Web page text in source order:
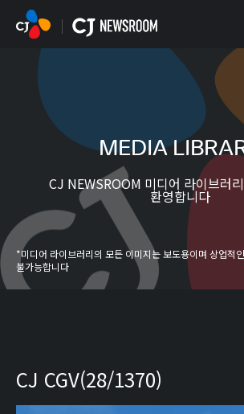
본문 바로가기
MEDIA
CJ NEWSROOM 미디어 라이브러
환영합니다
*미디어 라이브러리의 모든 이미지는 보도용이며 상업적
불가능합니다
CJ CGV(28/1370)